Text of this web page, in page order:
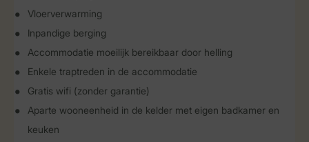
Vloerverwarming
Inpandige berging
Accommodatie moeilijk bereikbaar door helling
Enkele traptreden in de accommodatie
Gratis wifi (zonder garantie)
Aparte wooneenheid in de kelder met eigen badkamer en
keuken